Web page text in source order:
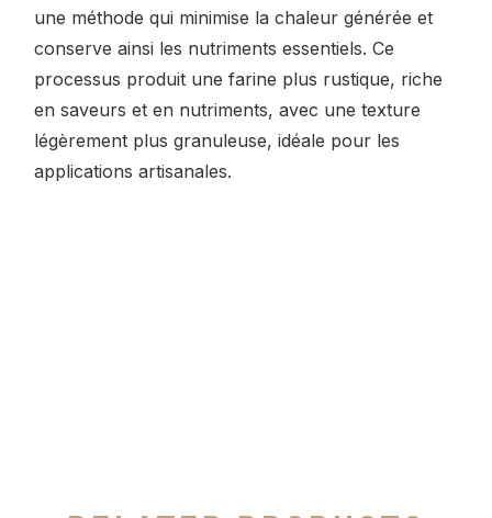
une méthode qui minimise la chaleur générée et
conserve ainsi les nutriments essentiels. Ce
processus produit une farine plus rustique, riche
en saveurs et en nutriments, avec une texture
légèrement plus granuleuse, idéale pour les
applications artisanales.